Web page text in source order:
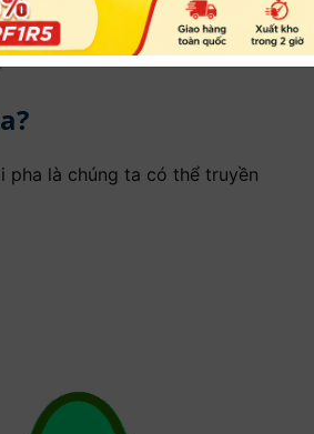
pha là chúng ta có thể truyền